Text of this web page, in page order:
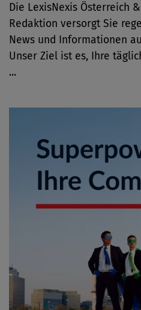
Die LexisNexis Österreich
Redaktion versorgt Sie
News und Informationen
Unser Ziel ist es, Ihre
...